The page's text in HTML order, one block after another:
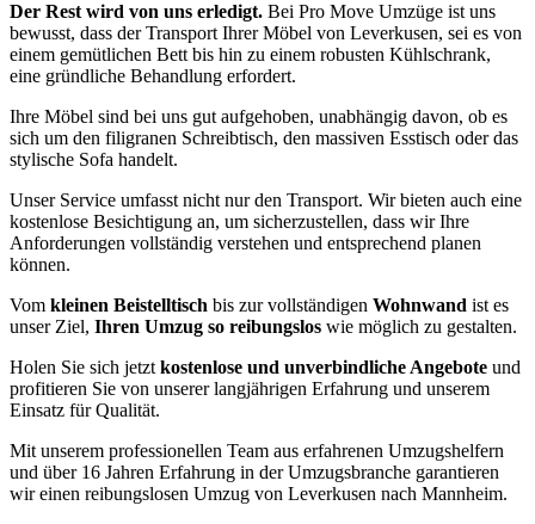
Der Rest wird von uns erledigt. Bei Pro Move Umzüge ist uns
bewusst, dass der Transport Ihrer Möbel von Leverkusen, sei es von
einem gemütlichen Bett bis hin zu einem robusten Kühlschrank,
eine gründliche Behandlung erfordert.
Ihre Möbel sind bei uns gut aufgehoben, unabhängig davon, ob es
sich um den filigranen Schreibtisch, den massiven Esstisch oder das
stylische Sofa handelt.
Unser Service umfasst nicht nur den Transport. Wir bieten auch eine
kostenlose Besichtigung an, um sicherzustellen, dass wir Ihre
Anforderungen vollständig verstehen und entsprechend planen
können.
Vom kleinen Beistelltisch bis zur vollständigen Wohnwand ist es
unser Ziel, Ihren Umzug so reibungslos wie möglich zu gestalten.
Holen Sie sich jetzt kostenlose und unverbindliche Angebote und
profitieren Sie von unserer langjährigen Erfahrung und unserem
Einsatz für Qualität.
Mit unserem professionellen Team aus erfahrenen Umzugshelfern
und über 16 Jahren Erfahrung in der Umzugsbranche garantieren
wir einen reibungslosen Umzug von Leverkusen nach Mannheim.